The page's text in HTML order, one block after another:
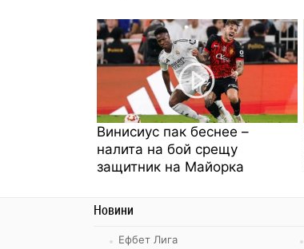
Винисиус пак беснее –
налита на бой срещу
защитник на Майорка
Новини
Ефбет Лига